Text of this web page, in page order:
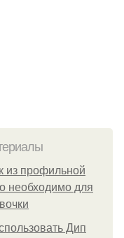
из профильной
необходимо для
Дип